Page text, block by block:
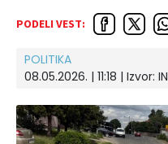
PODELI VEST:
POLITIKA
08.05.2026. | 11:18 | Izvor: